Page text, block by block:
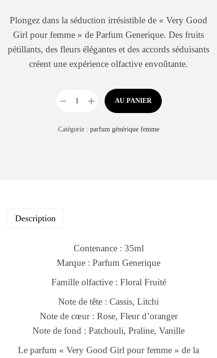
Plongez dans la séduction irrésistible de « Very Good
Girl pour femme » de Parfum Generique. Des fruits
pétillants, des fleurs élégantes et des accords séduisants
créent une expérience olfactive envoûtante.
AU PANIER
Catégorie : parfum générique femme
Description
Contenance : 35ml
Marque : Parfum Generique
Famille olfactive : Floral Fruité
Note de tête : Cassis, Litchi
Note de cœur : Rose, Fleur d’oranger
Note de fond : Patchouli, Praline, Vanille
Le parfum « Very Good Girl pour femme » de la